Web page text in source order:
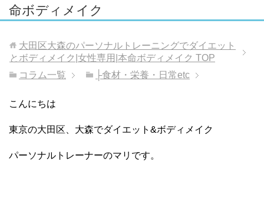
命ボディメイク
大田区大森のパーソナルトレーニングでダイエット
とボディメイク|女性専用|本命ボディメイク TOP
コラム一覧
├食材・栄養・日常etc
こんにちは
東京の大田区、大森でダイエット&ボディメイク
パーソナルトレーナーのマリです。